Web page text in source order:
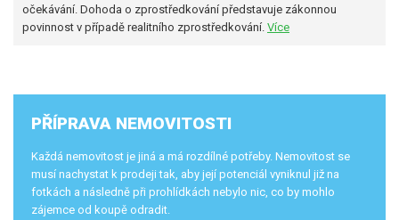
očekávání. Dohoda o zprostředkování představuje zákonnou
povinnost v případě realitního zprostředkování. Více
PŘÍPRAVA NEMOVITOSTI
Každá nemovitost je jiná a má rozdílné potřeby. Nemovitost se
musí nachystat k prodeji tak, aby její potenciál vyniknul již na
fotkách a následně při prohlídkách nebylo nic, co by mohlo
zájemce od koupě odradit.